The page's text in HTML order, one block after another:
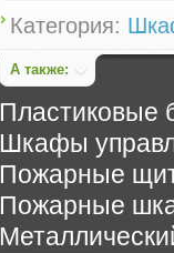
Категория:
А также:
Пластиковые
Шкафы
Пожарные
Пожарные